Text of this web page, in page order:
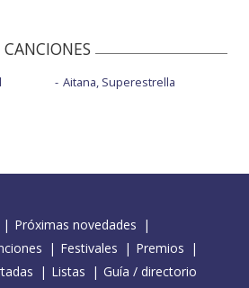
CANCIONES
Aitana, Superestrella
Próximas novedades
Festivales
Premios
Listas Guía / directorio